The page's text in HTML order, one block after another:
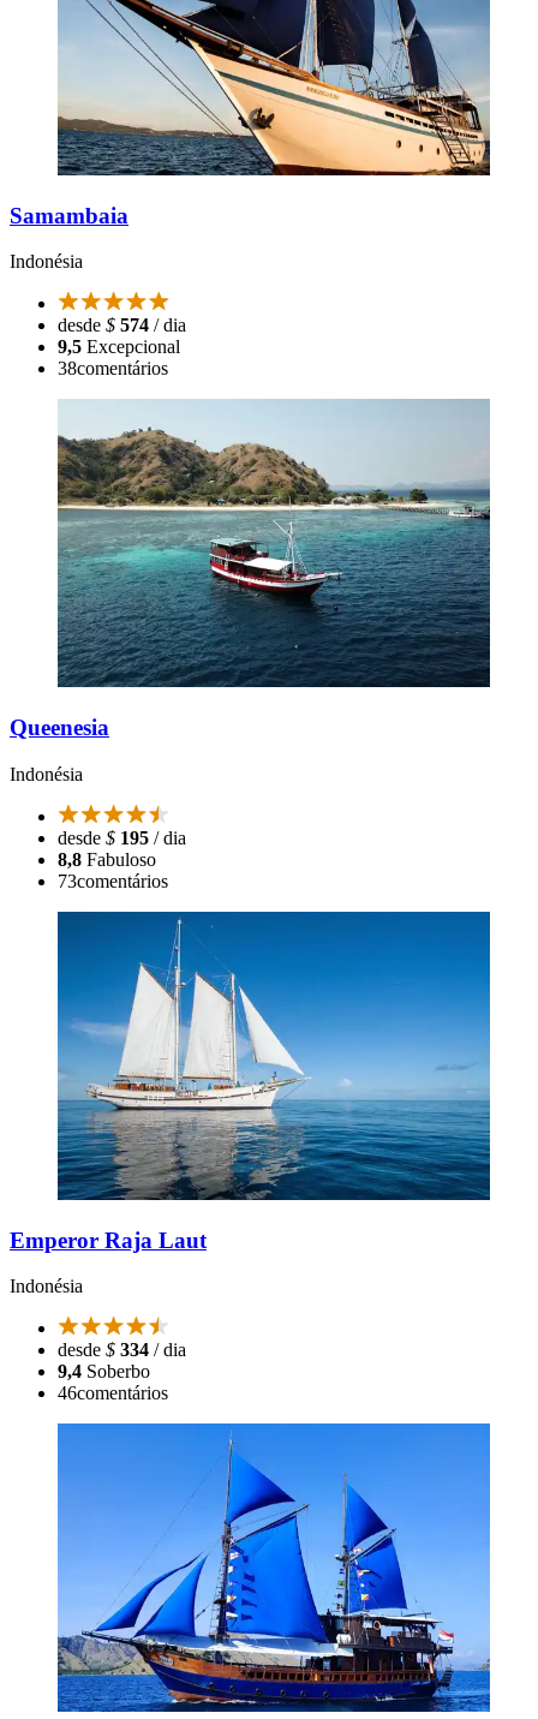
Samambaia
Indonésia
desde $ 574 / dia
9,5 Excepcional
38comentários
Queenesia
Indonésia
desde $ 195 / dia
8,8 Fabuloso
73comentários
Emperor Raja Laut
Indonésia
desde $ 334 / dia
9,4 Soberbo
46comentários